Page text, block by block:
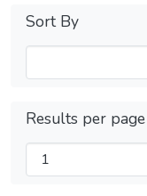
Sort By
Results per page